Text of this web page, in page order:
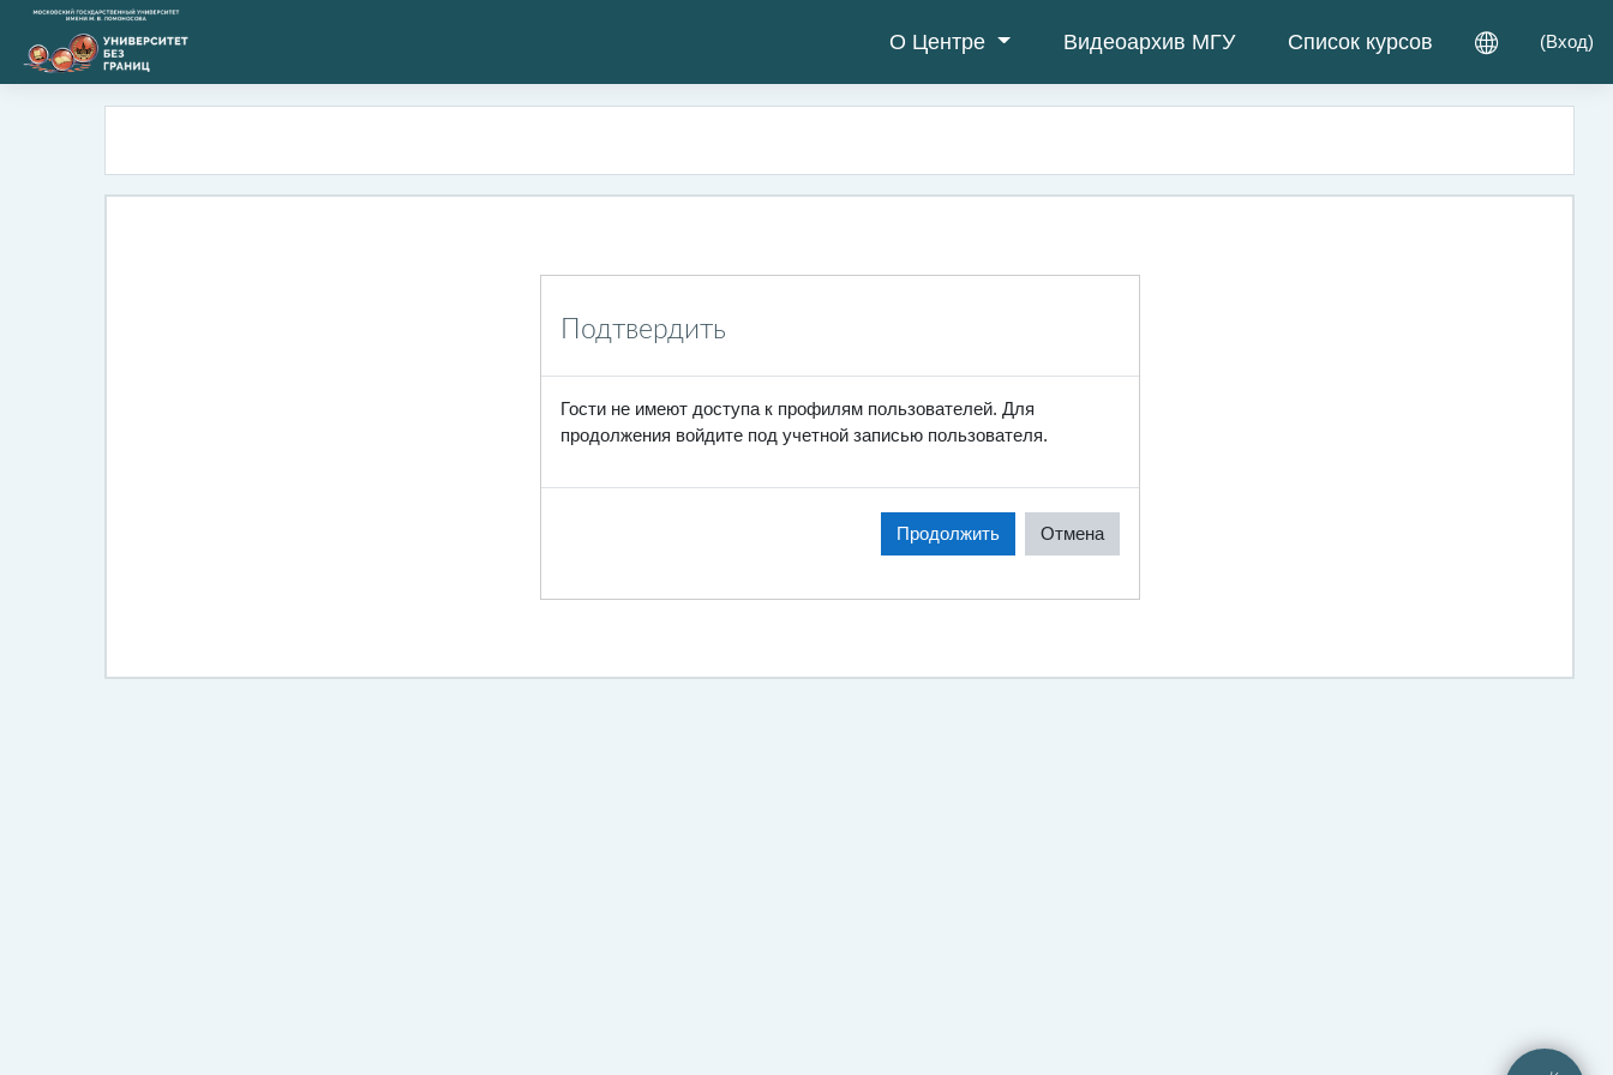
О Центре Видеоархив МГУ Список курсов (Вход)
Перейти к основному содержанию
Подтвердить
Гости не имеют доступа к профилям пользователей. Для
продолжения войдите под учетной записью пользователя.
Продолжить Отмена